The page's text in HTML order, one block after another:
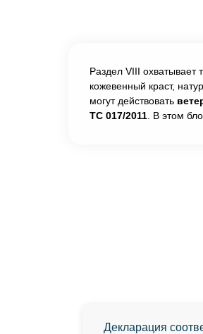
Раздел VIII охватывает
кожевенный краст,
могут действовать
ТС 017/2011 . В этом
Декларация